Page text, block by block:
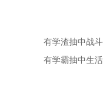
有学渣抽中战
有学霸抽中生